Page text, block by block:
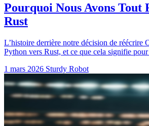
Pourquoi Nous Avons Tout
Rust
L’histoire derrière notre décision de réécrire
Python vers Rust, et ce que cela signifie
1 mars 2026 Sturdy Robot